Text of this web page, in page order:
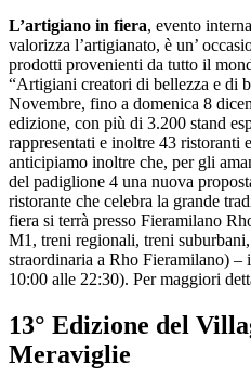
L’artigiano in fiera, evento
valorizza l’artigianato, è un’
prodotti provenienti da tutto il
“Artigiani creatori di bellezza e di
Novembre, fino a domenica 8
edizione, con più di 3.200 stand
rappresentati e inoltre 43 ristoranti
anticipiamo inoltre che, per gli
del padiglione 4 una nuova
ristorante che celebra la grande
fiera si terrà presso Fieramilano
M1, treni regionali, treni
straordinaria a Rho Fieramilano)
10:00 alle 22:30). Per maggiori
13° Edizione del
Meraviglie